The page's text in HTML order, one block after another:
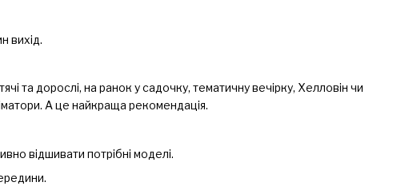
вихід.
та дорослі, на ранок у садочку, тематичну вечірку, Хелловін чи
А це найкраща рекомендація.
відшивати потрібні моделі.